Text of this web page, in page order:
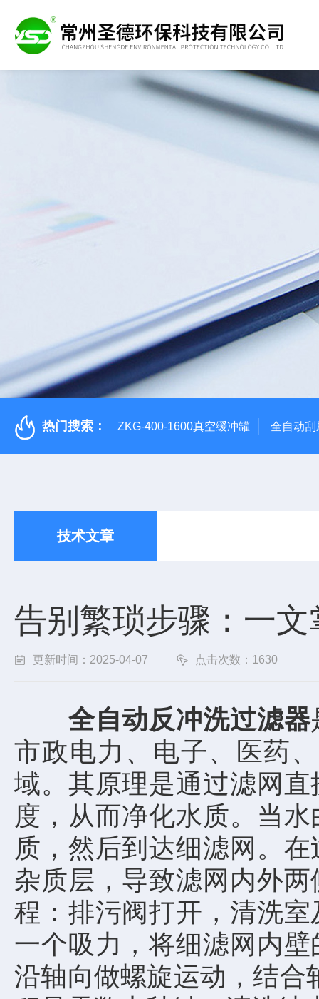
热门搜索： ZKG-400-1600真空缓冲罐 全自动刮
技术文章
告别繁琐步骤：一
更新时间：2025-04-07 点击次数：1630
全自动反冲洗过滤器
市政电力、电子、医药
域。其原理是通过滤网
度，从而净化水质。当
质，然后到达细滤网。
杂质层，导致滤网内外
程：排污阀打开，清洗
一个吸力，将细滤网内
沿轴向做螺旋运动，结合